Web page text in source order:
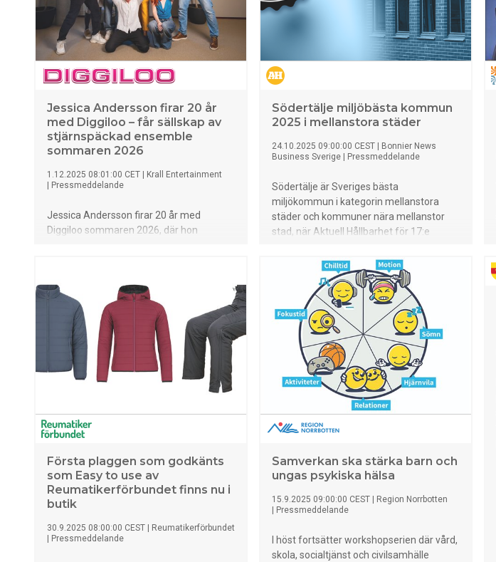
Jessica Andersson firar 20 år
med Diggiloo – får sällskap av
stjärnspäckad ensemble
sommaren 2026
1.12.2025 08:01:00 CET
Krall Entertainment
Pressmeddelande
Jessica Andersson firar 20 år med
Diggiloo sommaren 2026, där hon
sprakande show. Turnén sträcker sig över
hela Sverige, med premiär den 9 juli i
Kosta, och biljetterna släpps den 4
december på diggiloo.com.
Södertälje miljöbästa kommun
2025 i mellanstora städer
24.10.2025 09:00:00 CEST
Bonnier News
Business Sverige
Pressmeddelande
Södertälje är Sveriges bästa
miljökommun i kategorin mellanstora
städer och kommuner nära mellanstor
stad, när Aktuell Hållbarhet för 17:e
Sveriges miljöbästa kommun. På andra
och tredje plats i denna kategori kommer
Eskilstuna kommun respektive Gävle
kommun.
Första plaggen som godkänts
som Easy to use av
Reumatikerförbundet finns nu i
butik
30.9.2025 08:00:00 CEST
Reumatikerförbundet
Pressmeddelande
Samverkan ska stärka barn och
ungas psykiska hälsa
15.9.2025 09:00:00 CEST
Region Norrbotten
Pressmeddelande
I höst fortsätter workshopserien där vård,
skola, socialtjänst och civilsamhälle